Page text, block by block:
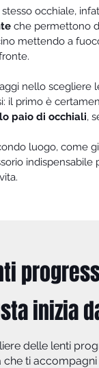
occhiale,
che permettono
mettendo a
nello scegliere
il primo è
paio di occhiali,
luogo, come
indispensabile
inizia
delle lenti
che ti